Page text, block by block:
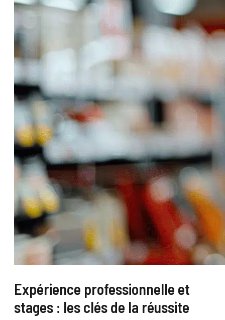
Expérience professionnelle et
stages : les clés de la réussite